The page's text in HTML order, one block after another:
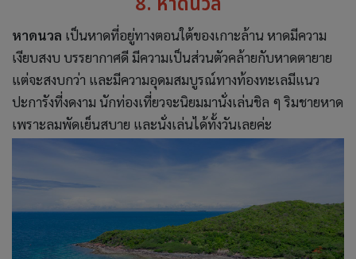
หาดนวล เป็นหาดที่อยู่ทางตอนใต้ของเกาะล้าน หาดมีความ
เงียบสงบ บรรยากาศดี มีความเป็นส่วนตัวคล้ายกับหาดตายาย
แต่จะสงบกว่า และมีความอุดมสมบูรณ์ทางท้องทะเลมีแนว
ปะการังที่งดงาม นักท่องเที่ยวจะนิยมมานั่งเล่นชิล ๆ ริมชายหาด
เพราะลมพัดเย็นสบาย และนั่งเล่นได้ทั้งวันเลยค่ะ